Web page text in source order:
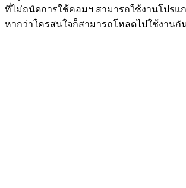
ที่ไม่ถนัดการใช้คอมฯ สามารถใช้งานโปรแ
หากว่าใครสนใจก็สามารถโหลดไปใช้งานกั